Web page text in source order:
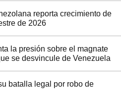
reporta crecimiento de
de 2026
la presión sobre el magnate
se desvincule de Venezuela
batalla legal por robo de